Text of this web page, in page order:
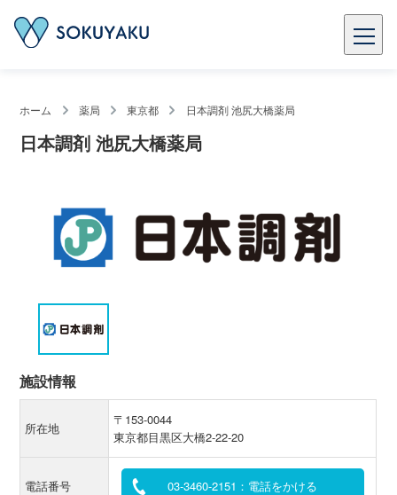
ホーム 薬局 東京都 日本調剤 池尻大橋薬局
日本調剤 池尻大橋薬局
施設情報
所在地
〒153-0044
東京都目黒区大橋2-22-20
電話番号 03-3460-2151：電話をかける